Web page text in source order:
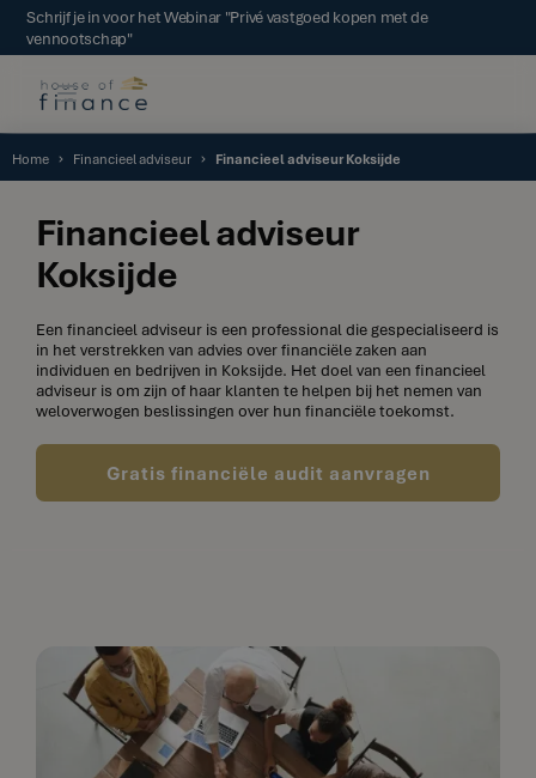
Schrijf je in voor het Webinar "Privé vastgoed kopen met de
vennootschap"
Home Financieel adviseur Financieel adviseur Koksijde
Financieel adviseur
Koksijde
Een financieel adviseur is een professional die gespecialiseerd is
in het verstrekken van advies over financiële zaken aan
individuen en bedrijven in Koksijde. Het doel van een financieel
adviseur is om zijn of haar klanten te helpen bij het nemen van
weloverwogen beslissingen over hun financiële toekomst.
Gratis financiële audit aanvragen